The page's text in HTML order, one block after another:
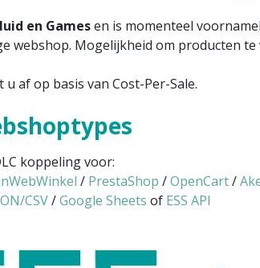
en Gamesen is momenteel
webshop. Mogelijkheid om producten
u af op basis van Cost-Per-Sale.
koppeling voor:
/ PrestaShop /OpenCart/
CSV/Google Sheets of ESS API